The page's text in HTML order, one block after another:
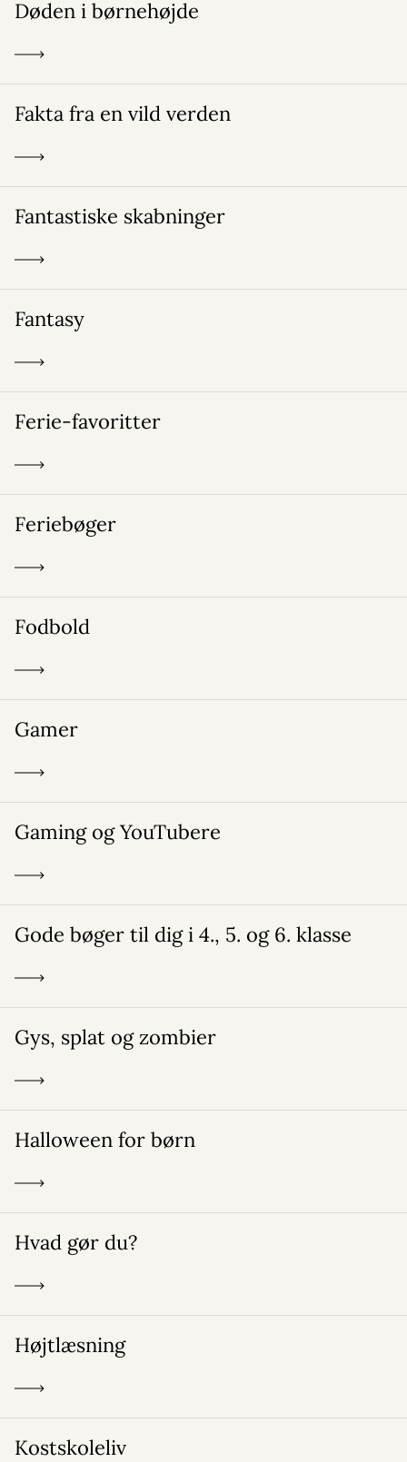
Døden i børnehøjde
Fakta fra en vild verden
Fantastiske skabninger
Fantasy
Ferie-favoritter
Feriebøger
Fodbold
Gamer
Gaming og YouTubere
Gode bøger til dig i 4., 5. og 6. klasse
Gys, splat og zombier
Halloween for børn
Hvad gør du?
Højtlæsning
Kostskoleliv